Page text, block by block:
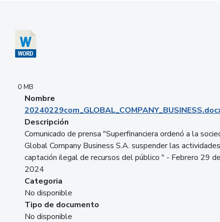
0 MB
Nombre
Descripción
Comunicado de prensa "Superfinanciera ordenó a la
Global Company Business S.A. suspender las
captación ilegal de recursos del público " - Febrero 29
2024
Categoria
No disponible
Tipo de documento
No disponible